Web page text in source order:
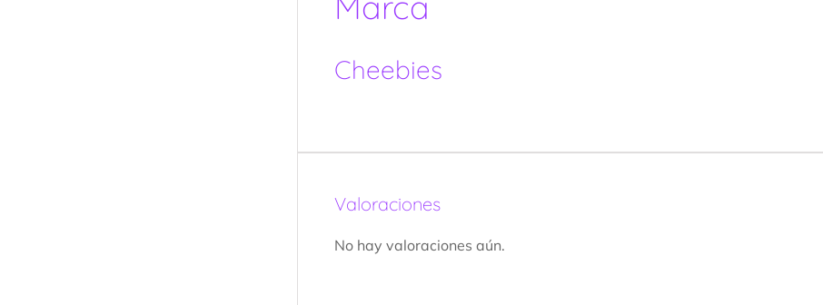
Cheebies
Valoraciones
No hay valoraciones aún.